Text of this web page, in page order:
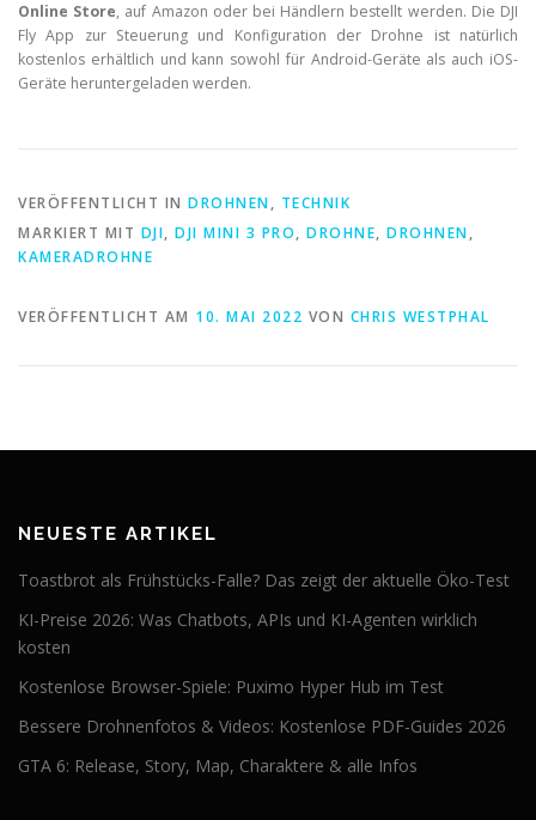
Online Store, auf Amazon oder bei Händlern bestellt werden. Die DJI
Fly App zur Steuerung und Konfiguration der Drohne ist natürlich
kostenlos erhältlich und kann sowohl für Android-Geräte als auch iOS-
Geräte heruntergeladen werden.
VERÖFFENTLICHT IN DROHNEN, TECHNIK
MARKIERT MIT DJI, DJI MINI 3 PRO, DROHNE, DROHNEN,
KAMERADROHNE
VERÖFFENTLICHT AM 10. MAI 2022 VON CHRIS WESTPHAL
NEUESTE ARTIKEL
Toastbrot als Frühstücks-Falle? Das zeigt der aktuelle Öko-Test
KI-Preise 2026: Was Chatbots, APIs und KI-Agenten wirklich
kosten
Kostenlose Browser-Spiele: Puximo Hyper Hub im Test
Bessere Drohnenfotos & Videos: Kostenlose PDF-Guides 2026
GTA 6: Release, Story, Map, Charaktere & alle Infos